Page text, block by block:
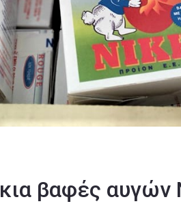
βαφές αυγών